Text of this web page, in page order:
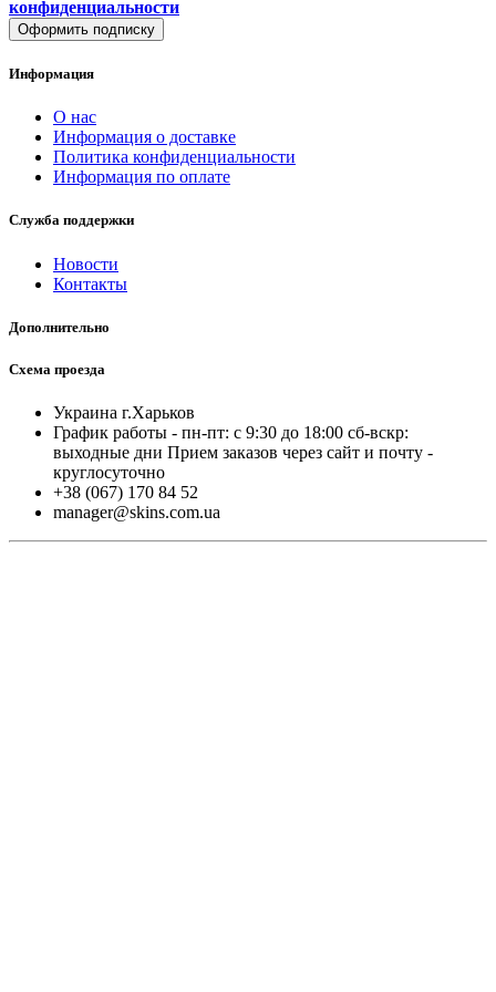
конфиденциальности
Оформить подписку
Информация
О нас
Информация о доставке
Политика конфиденциальности
Информация по оплате
Служба поддержки
Новости
Контакты
Дополнительно
Схема проезда
Украина г.Харьков
График работы - пн-пт: с 9:30 до 18:00 cб-вскр:
выходные дни Прием заказов через сайт и почту -
круглосуточно
+38 (067) 170 84 52
manager@skins.com.ua